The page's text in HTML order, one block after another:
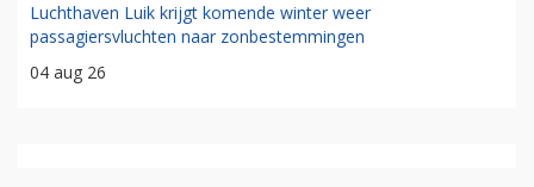
Luchthaven Luik krijgt komende winter weer
passagiersvluchten naar zonbestemmingen
04 aug 26